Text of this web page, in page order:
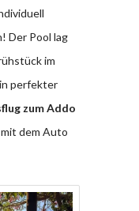
Der Pool lag
im
perfekter
zum Addo
dem Auto